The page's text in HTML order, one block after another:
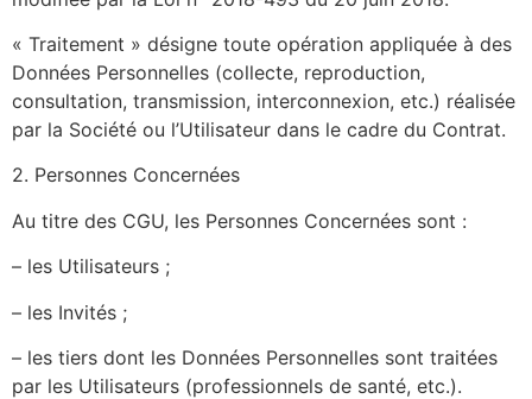
« Traitement » désigne toute opération appliquée à des
Données Personnelles (collecte, reproduction,
consultation, transmission, interconnexion, etc.) réalisée
par la Société ou l’Utilisateur dans le cadre du Contrat.
2. Personnes Concernées
Au titre des CGU, les Personnes Concernées sont :
– les Utilisateurs ;
– les Invités ;
– les tiers dont les Données Personnelles sont traitées
par les Utilisateurs (professionnels de santé, etc.).